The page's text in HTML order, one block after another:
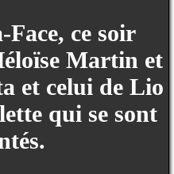
Face, ce soir
Martin et
et celui de Lio
qui se sont